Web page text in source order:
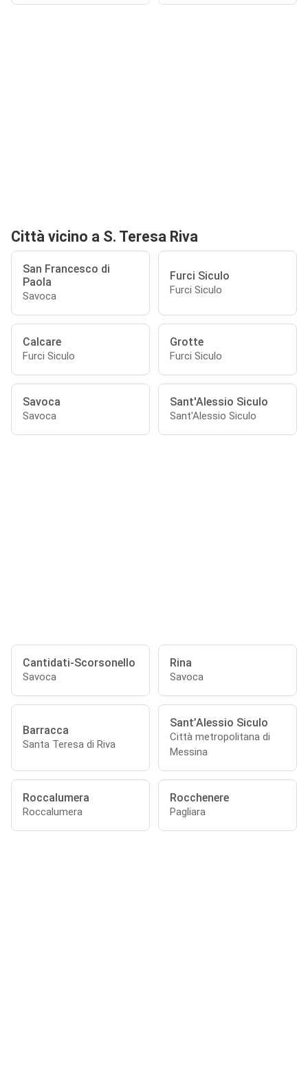
Città vicino a S. Teresa Riva
San Francesco di
Paola
Savoca
Furci Siculo
Furci Siculo
Calcare
Furci Siculo
Grotte
Furci Siculo
Savoca
Savoca
Sant'Alessio Siculo
Sant'Alessio Siculo
Cantidati-Scorsonello
Savoca
Rina
Savoca
Barracca
Santa Teresa di Riva
Sant’Alessio Siculo
Città metropolitana di
Messina
Roccalumera
Roccalumera
Rocchenere
Pagliara